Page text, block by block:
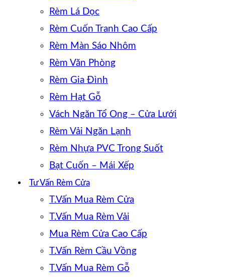
Rèm Lá Dọc
Rèm Cuốn Tranh Cao Cấp
Rèm Màn Sáo Nhôm
Rèm Văn Phòng
Rèm Gia Đình
Rèm Hạt Gỗ
Vách Ngăn Tổ Ong – Cửa Lưới
Rèm Vải Ngăn Lạnh
Rèm Nhựa PVC Trong Suốt
Bạt Cuốn – Mái Xếp
Tư Vấn Rèm Cửa
T.Vấn Mua Rèm Cửa
T.Vấn Mua Rèm Vải
Mua Rèm Cửa Cao Cấp
T.Vấn Rèm Cầu Vồng
T.Vấn Mua Rèm Gỗ